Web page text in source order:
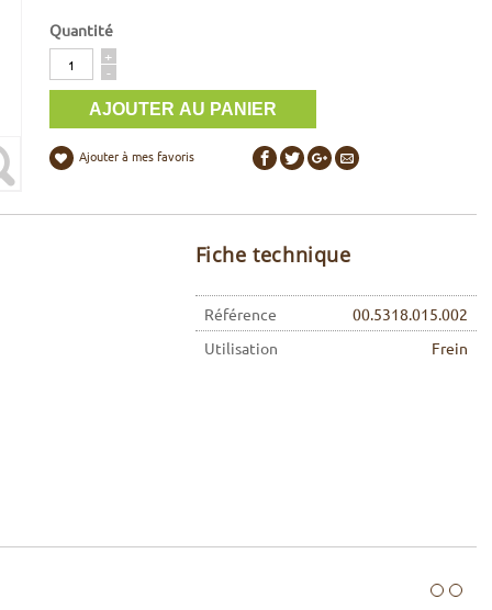
Quantité
Quantité
+
-
Ajouter à mes favoris
Fiche technique
Référence
00.5318.015.002
Utilisation
Frein